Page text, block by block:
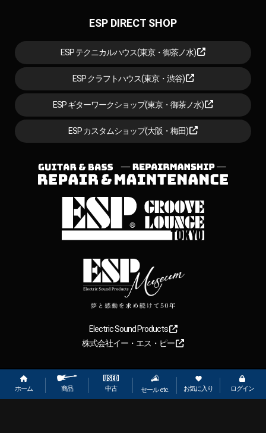
ホーム 商品 中古 セール etc. お気に入り ログイン
ESP DIRECT SHOP
ESP テクニカルハウス(東京・御茶ノ水)
ESP クラフトハウス(東京・渋谷)
ESP ギターワークショップ(東京・御茶ノ水)
ESP カスタムショップ(大阪・梅田)
Electric Sound Products
株式会社イー・エス・ピー
Copyright 2026【ESP直営】BIGBOSS オンラインマーケット(ギター＆
ベース). All rights reserved.